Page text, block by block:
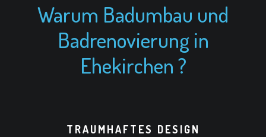
Warum Badumbau und
Badrenovierung in
Ehekirchen ?
TRAUMHAFTES DESIGN